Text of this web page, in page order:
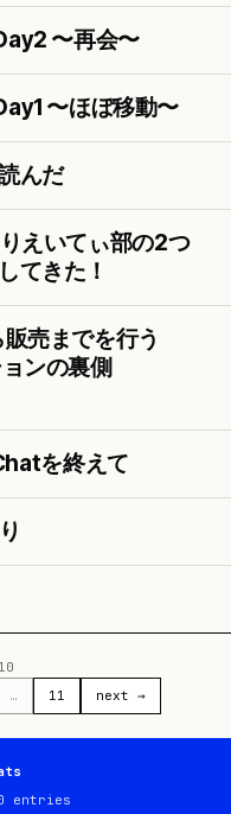
〜再会〜
〜ほぼ移動〜
んだ
えいてぃ部の2つ
てきた！
売までを行う
ンの裏側
を終えて
… 11 next →
entries